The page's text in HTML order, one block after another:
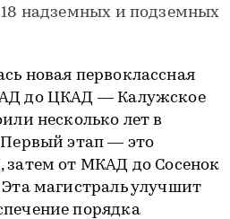
надземных и подземных
новая первоклассная
до ЦКАД — Калужское
несколько лет в
Первый этап — это
затем от МКАД до Сосенок
магистраль улучшит
порядка